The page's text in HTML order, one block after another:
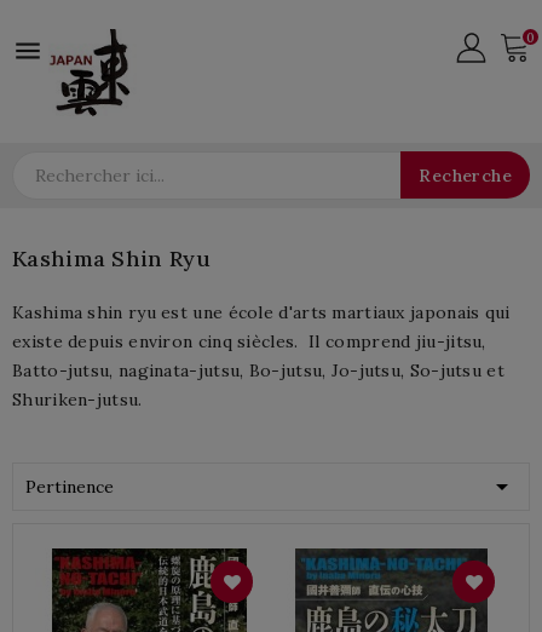
 0
Recherche
Kashima Shin Ryu
Kashima shin ryu est une école d'arts martiaux japonais qui
existe depuis environ cinq siècles. Il comprend jiu-jitsu,
Batto-jutsu, naginata-jutsu, Bo-jutsu, Jo-jutsu, So-jutsu et
Shuriken-jutsu.
Pertinence 